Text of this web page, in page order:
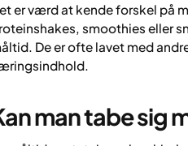
er værd at kende forskel på
smoothies eller
De er ofte lavet med
man tabe sig